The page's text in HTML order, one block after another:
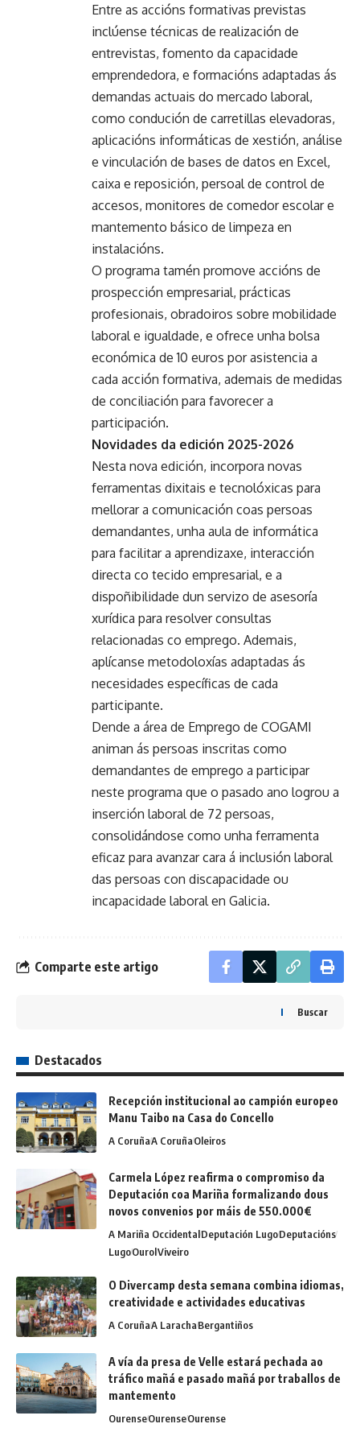
Entre as accións formativas previstas
inclúense técnicas de realización de
entrevistas, fomento da capacidade
emprendedora, e formacións adaptadas ás
demandas actuais do mercado laboral,
como condución de carretillas elevadoras,
aplicacións informáticas de xestión, análise
e vinculación de bases de datos en Excel,
caixa e reposición, persoal de control de
accesos, monitores de comedor escolar e
mantemento básico de limpeza en
instalacións.
O programa tamén promove accións de
prospección empresarial, prácticas
profesionais, obradoiros sobre mobilidade
laboral e igualdade, e ofrece unha bolsa
económica de 10 euros por asistencia a
cada acción formativa, ademais de medidas
de conciliación para favorecer a
participación.
Novidades da edición 2025-2026
Nesta nova edición, incorpora novas
ferramentas dixitais e tecnolóxicas para
mellorar a comunicación coas persoas
demandantes, unha aula de informática
para facilitar a aprendizaxe, interacción
directa co tecido empresarial, e a
dispoñibilidade dun servizo de asesoría
xurídica para resolver consultas
relacionadas co emprego. Ademais,
aplícanse metodoloxías adaptadas ás
necesidades específicas de cada
participante.
Dende a área de Emprego de COGAMI
animan ás persoas inscritas como
demandantes de emprego a participar
neste programa que o pasado ano logrou a
inserción laboral de 72 persoas,
consolidándose como unha ferramenta
eficaz para avanzar cara á inclusión laboral
das persoas con discapacidade ou
incapacidade laboral en Galicia.
Comparte este artigo
Buscar
Destacados
Recepción institucional ao campión europeo
Manu Taibo na Casa do Concello
A CoruñaA CoruñaOleiros
Carmela López reafirma o compromiso da
Deputación coa Mariña formalizando dous
novos convenios por máis de 550.000€
A Mariña OccidentalDeputación LugoDeputacións
LugoOurolViveiro
O Divercamp desta semana combina idiomas,
creatividade e actividades educativas
A CoruñaA LarachaBergantiños
A vía da presa de Velle estará pechada ao
tráfico mañá e pasado mañá por traballos de
mantemento
OurenseOurenseOurense